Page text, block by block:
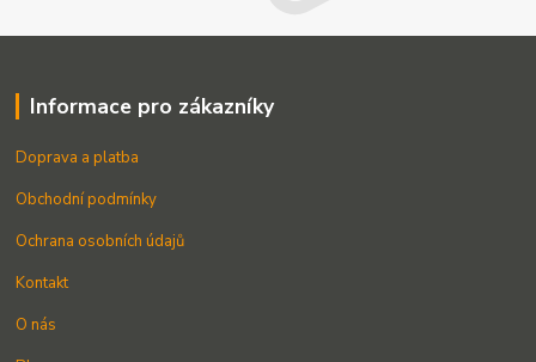
Informace pro zákazníky
Doprava a platba
Obchodní podmínky
Ochrana osobních údajů
Kontakt
O nás